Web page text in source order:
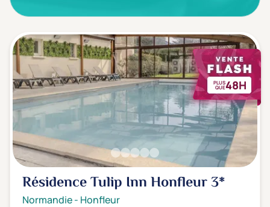
PLUS
QUE48H
Résidence Tulip Inn Honfleur3*
Normandie- Honfleur